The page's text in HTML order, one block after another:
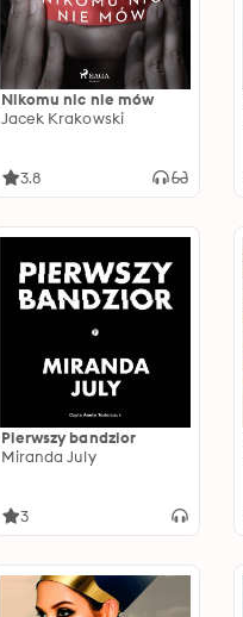
Nikomu nic nie mów
Jacek Krakowski
3.8
Pierwszy bandzior
Miranda July
3